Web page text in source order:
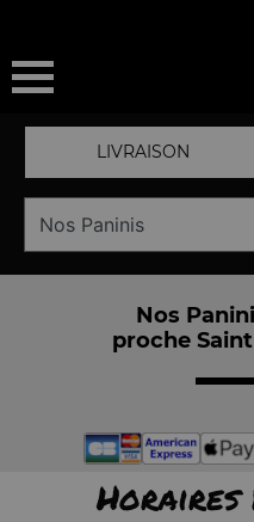
LIVRAISON
Nos
proche
Horaires